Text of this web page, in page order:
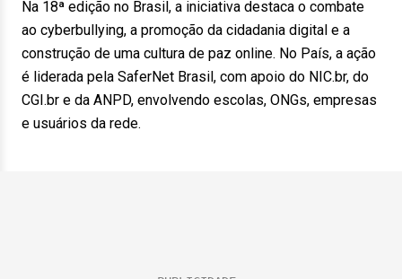
Na 18ª edição no Brasil, a iniciativa destaca o combate
ao cyberbullying, a promoção da cidadania digital e a
construção de uma cultura de paz online. No País, a ação
é liderada pela SaferNet Brasil, com apoio do NIC.br, do
CGI.br e da ANPD, envolvendo escolas, ONGs, empresas
e usuários da rede.